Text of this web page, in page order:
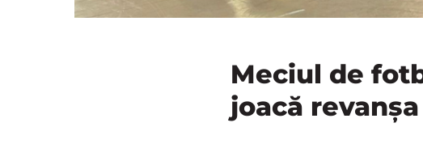
Meciul de
joacă